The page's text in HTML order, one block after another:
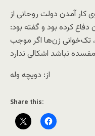
کار آمدن دولت روحانی از
دفاع کرده بود و گفته بود:
تک‌خوانی زن‌ها اگر موجب
از: دویچه وله
Share this: